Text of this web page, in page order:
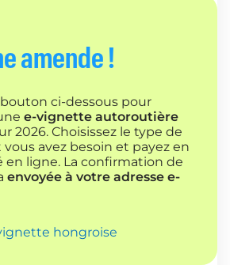
amende !
ci-dessous pour
e-vignette autoroutière
2026. Choisissez le type de
avez besoin et payez en
ligne. La confirmation de
envoyée à votre adresse e-
hongroise